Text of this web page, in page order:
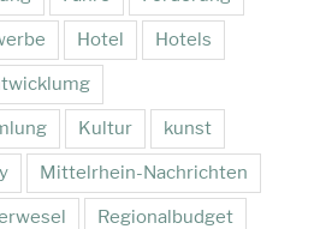
Hotel Hotels
Kultur kunst
Mittelrhein-Nachrichten
Regionalbudget